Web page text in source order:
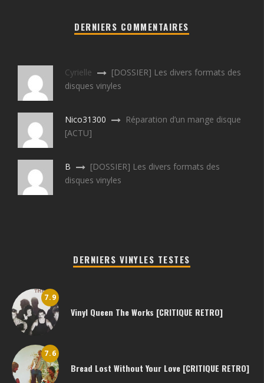
DERNIERS COMMENTAIRES
Cyrielle
[DOSSIER] Les divers formats des
disques vinyles
Nico31300
Réparation d’un mange disque
[ACTU]
B
[DOSSIER] Les divers formats des
disques vinyles
DERNIERS VINYLES TESTES
7.9
Vinyl Queen The Works [CRITIQUE RETRO]
7.6
Bread Lost Without Your Love [CRITIQUE RETRO]